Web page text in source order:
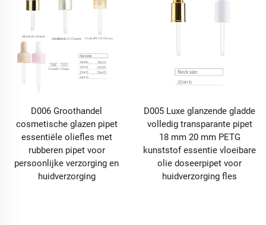
D006 Groothandel
cosmetische glazen pipet
essentiële oliefles met
rubberen pipet voor
persoonlijke verzorging en
huidverzorging
D005 Luxe glanzende gladde
volledig transparante pipet
18 mm 20 mm PETG
kunststof essentie vloeibare
olie doseerpipet voor
huidverzorging fles